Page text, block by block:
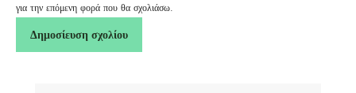
για την επόμενη φορά που θα σχολιάσω.